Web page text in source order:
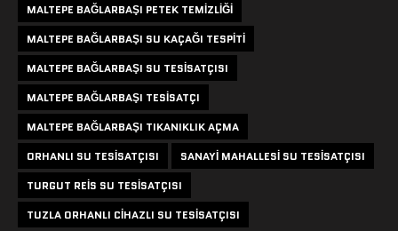
MALTEPE BAĞLARBAŞI PETEK TEMIZLIĞI
MALTEPE BAĞLARBAŞI SU KAÇAĞI TESPITI
MALTEPE BAĞLARBAŞI SU TESISATÇISI
MALTEPE BAĞLARBAŞI TESISATÇI
MALTEPE BAĞLARBAŞI TIKANIKLIK AÇMA
ORHANLI SU TESISATÇISI
SANAYI MAHALLESI SU TESISATÇISI
TURGUT REIS SU TESISATÇISI
TUZLA ORHANLI CIHAZLI SU TESISATÇISI